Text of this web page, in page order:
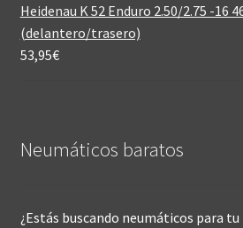
Heidenau K 52 Enduro 2.50/2.75 -16
(delantero/trasero)
53,95€
Neumáticos baratos
¿Estás buscando neumáticos para